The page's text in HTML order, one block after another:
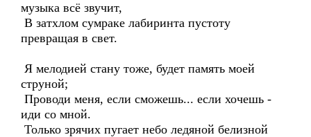
музыка всё звучит,
В затхлом сумраке лабиринта пустоту
превращая в свет.
Я мелодией стану тоже, будет память моей
струной;
Проводи меня, если сможешь... если хочешь -
иди со мной.
Только зрячих пугает небо ледяной белизной